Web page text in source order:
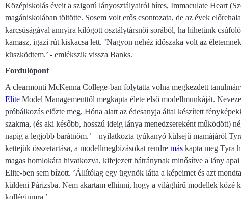
Középiskolás éveit a szigorú lányosztályairól híres, Immaculate Heart
magániskolában töltötte. Sosem volt erős csontozata, de az évek
karcsúságával annyira kilógott osztálytársnői sorából, ha hihetünk
kamasz, igazi rút kiskacsa lett. ’Nagyon nehéz időszaka volt az
küszködtem.’ - emlékszik vissza Banks.
Fordulópont
A clearmonti McKenna College-ban folytatta volna megkezdett
Elite Model Managementtől megkapta élete első modellmunkáját.
próbálkozás előzte meg. Hóna alatt az édesanyja által készített
szakma, (és aki később, hosszú ideig lánya menedzsereként működött)
napig a legjobb barátnőm.’ – nyilatkozta tyúkanyó külsejű mamájáról
kettejük összetartása, a modellmegbízásokat rendre más kapta meg Tyra
magas homlokára hivatkozva, kifejezett hátránynak minősítve a lány
Elite-ben sem bízott. ’Állítólag egy ügynök látta a képeimet és azt
küldeni Párizsba. Nem akartam elhinni, hogy a világhírű modellek közé